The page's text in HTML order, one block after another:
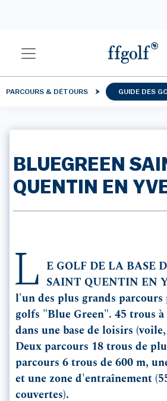
PARCOURS & DÉTOURS GUIDE DES
BLUEGREEN
QUENTIN EN
L
E GOLF DE LA BASE
SAINT QUENTIN EN
l'un des plus grands parcours
golfs "Blue Green". 45 trous
dans une base de loisirs
Deux parcours 18 trous de
parcours 6 trous de 600 m,
et une zone d'entraînement
couvertes).